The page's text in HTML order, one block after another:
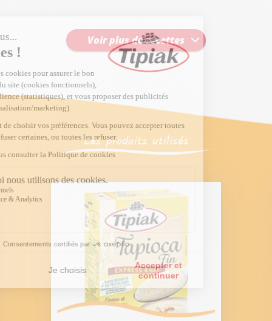
Voir plus de recettes
Les produits utilisés